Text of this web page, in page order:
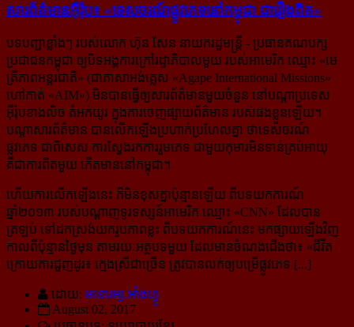
សារព័ត៌មាន​អ៊ឺរ៉ុប៖ «ទេសចរណ៍​ផ្លូវ​ភេទនៅកម្ពុជា ជា​រឿង​ពិត»
បទបញ្ជាខ្លាំងៗ របស់លោក ហ៊ុន សែន នាយករដ្ឋមន្ត្រី - ប្រធានគណបក្ស
ប្រជាជនកម្ពុជា ឲ្យបិទអង្គការក្រៅរដ្ឋាភិបាលមួយ របស់អាមេរិក ឈ្មោះ «មេ
ត្រីភាពអន្តរជាតិ» (ជាភាសាអង់គ្លេស «Agape International Missions»
ហៅកាត់ «AIM») មិនបានធ្វើឲ្យសារព័ត៌មានមួយចំនួន នៅបណ្ដាប្រទេស​
អ៊ឺរ៉ុបខាងលិច តំអក់យូរ ក្នុងការចេញផ្សាយព័ត៌មាន របស់ផងខ្លួនឡើយ។
បណ្ដាសារព័ត៌មាន បានលើកឡើងប្រហាក់ប្រហែលគ្នា ថាទេសចរណ៍
ផ្លូវភេទ ជាពិសេស ការស្វែងរក​ការរួមភេទ ជាមួយកុមារមិនទាន់គ្រប់អាយុ
គឺជាការពិតមួយ កើតមាន​​នៅកម្ពុជា។
ហើយការលើកឡើងនេះ ក៏មិនខុសគ្នាប៉ុន្មានឡើយ ពីបទយកការណ៍
ឆ្នាំ២០១៣ របស់បណ្ដាញទូរទស្សន៍អាមេរិក ឈ្មោះ «CNN» ដែលបាន
ត្រឡប់ ទៅដកស្រង់​យករូបភាពខ្លះ ពីបទយកការណ៍នេះ មកផ្សាយឡើងវិញ
កាលពីប៉ុន្មានថ្ងៃមុន តាមរយៈអត្ថបទមួយ ដែលមានចំណងជើងថា៖ «ជីវីត​
ក្រោយ​ការ​ជួញ​ដូរ៖ ក្មេង​ស្រី​​ជា​ច្រើន ​ត្រូវ​បាន​លក់​ឲ្យបម្រើផ្លូវ​ភេទ [...]
ដោយ: មនោរម្យ.អាំងហ្វូ
August 02, 2017